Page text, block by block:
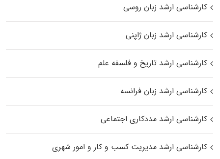
کارشناسی ارشد زبان روسی
کارشناسی ارشد زبان ژاپنی
کارشناسی ارشد تاریخ و فلسفه علم
کارشناسی ارشد زبان فرانسه
کارشناسی ارشد مددکاری اجتماعی
کارشناسی ارشد مدیریت کسب و کار و امور شهری